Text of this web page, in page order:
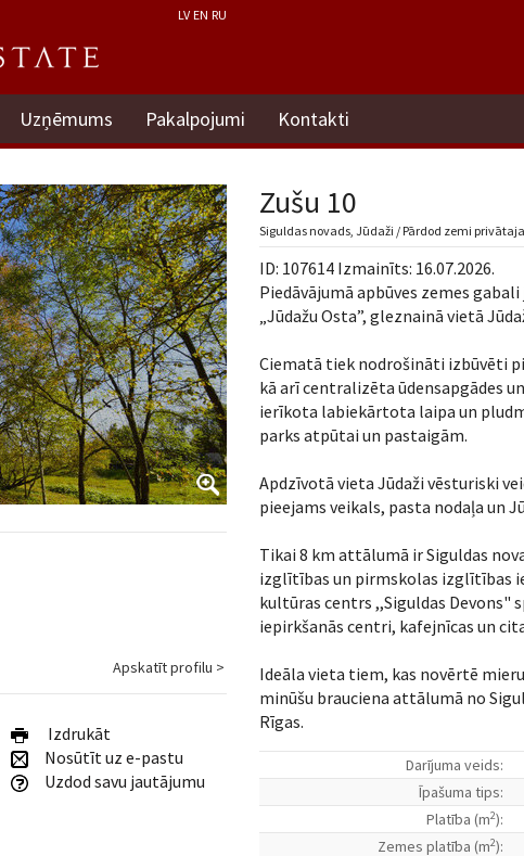
LV EN RU
Uzņēmums Pakalpojumi Kontakti
Zušu 10
Siguldas novads, Jūdaži / Pārdod zemi
ID: 107614 Izmainīts: 16.07.2026.
Piedāvājumā apbūves zemes
„Jūdažu Osta”, gleznainā vietā
Ciematā tiek nodrošināti izbūvēti
kā arī centralizēta ūdensapgādes
ierīkota labiekārtota laipa un
parks atpūtai un pastaigām.
Apdzīvotā vieta Jūdaži vēsturiski
pieejams veikals, pasta nodaļa un
Tikai 8 km attālumā ir Siguldas
izglītības un pirmskolas izglītības
kultūras centrs ,,Siguldas Devons"
iepirkšanās centri, kafejnīcas un
Ideāla vieta tiem, kas novērtē
minūšu brauciena attālumā no
Rīgas.
Darījuma veids:
Īpašuma tips:
Platība (m2):
Zemes platība (m2):
Apskatīt profilu >
Izdrukāt
Nosūtīt uz e-pastu
Uzdod savu jautājumu